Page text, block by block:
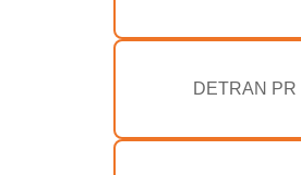
DETRAN PR